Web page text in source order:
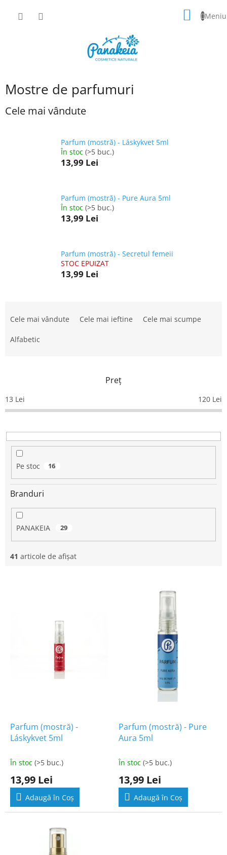
COŞ
Mostre de parfumuri
Cele mai vândute
Parfum (mostră) - Láskykvet 5ml
În stoc (>5 buc.)
13,99 Lei
Parfum (mostră) - Pure Aura 5ml
În stoc (>5 buc.)
13,99 Lei
Parfum (mostră) - Secretul femeii
STOC EPUIZAT
13,99 Lei
e
a
r
o
u
Cele mai vândute Cele mai ieftine Cele mai scumpe
Alfabetic
Preţ
13 Lei 120 Lei
Pe stoc 16
Branduri
PANAKEIA 29
41 articole de afişat
Parfum (mostră) -
Láskykvet 5ml
În stoc (>5 buc.)
13,99 Lei
Adaugă în Coş
Parfum (mostră) - Pure
Aura 5ml
În stoc (>5 buc.)
13,99 Lei
Adaugă în Coş